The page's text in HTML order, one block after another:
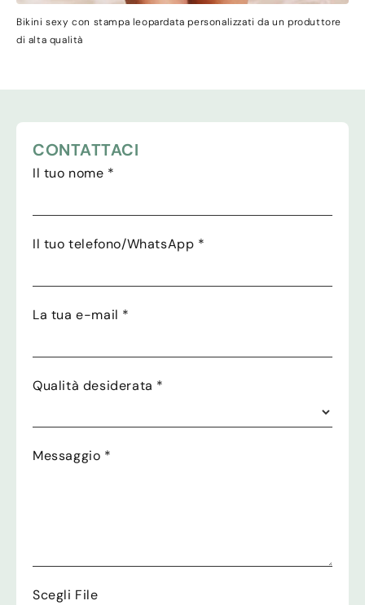
Bikini sexy con stampa leopardata personalizzati da un produttore
di alta qualità
CONTATTACI
Il tuo nome *
Il tuo telefono/WhatsApp *
La tua e-mail *
Qualità desiderata *
Messaggio *
Scegli File